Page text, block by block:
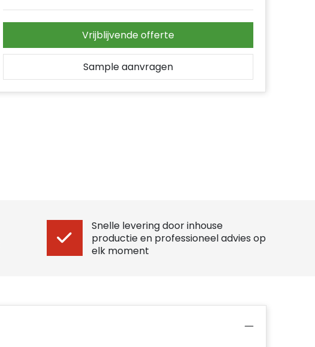
Vrijblijvende offerte
Sample aanvragen
Snelle levering door inhouse
productie en professioneel advies op
elk moment